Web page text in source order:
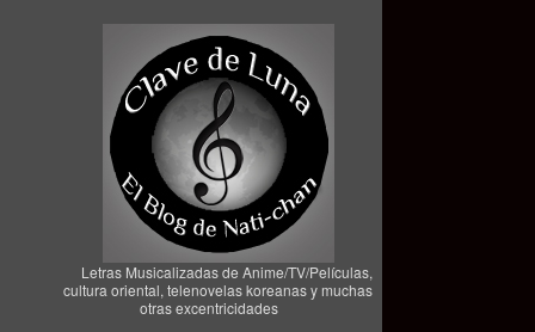
Letras Musicalizadas de Anime/TV/Películas,
cultura oriental, telenovelas koreanas y muchas
otras excentricidades